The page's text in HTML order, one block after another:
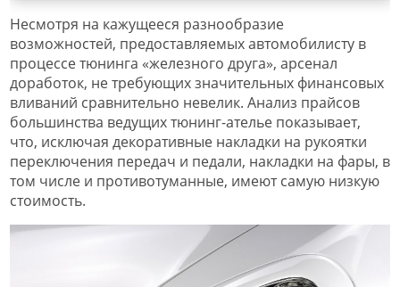
Несмотря на кажущееся разнообразие
возможностей, предоставляемых автомобилисту в
процессе тюнинга «железного друга», арсенал
доработок, не требующих значительных финансовых
вливаний сравнительно невелик. Анализ прайсов
большинства ведущих тюнинг-ателье показывает,
что, исключая декоративные накладки на рукоятки
переключения передач и педали, накладки на фары, в
том числе и противотуманные, имеют самую низкую
стоимость.